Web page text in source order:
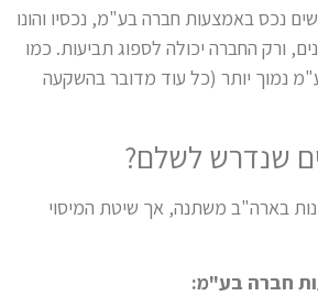
נכס באמצעות חברה בע"מ, נכסיו והונו
ורק החברה יכולה לספוג תביעות. כמו
נמוך יותר (כל עוד מדובר בהשקעה
שנדרש לשלם?
בארה"ב משתנה, אך שיטת המיסוי
חברה בע"מ: